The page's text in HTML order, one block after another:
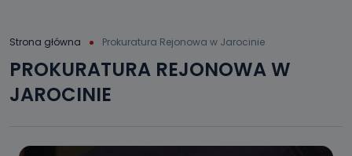
Strona główna Prokuratura Rejonowa w Jarocinie
PROKURATURA REJONOWA W
JAROCINIE